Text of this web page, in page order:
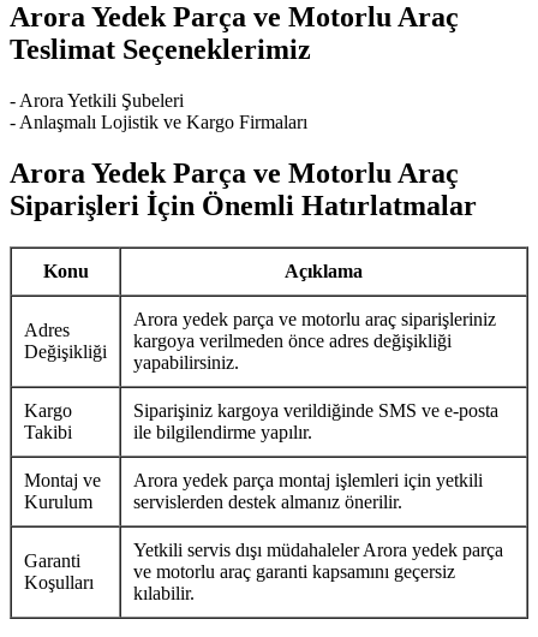
Arora Yedek Parça ve Motorlu Araç
Teslimat Seçeneklerimiz
- Arora Yetkili Şubeleri
- Anlaşmalı Lojistik ve Kargo Firmaları
Arora Yedek Parça ve Motorlu Araç
Siparişleri İçin Önemli Hatırlatmalar
Konu Açıklama
Adres
Değişikliği
Arora yedek parça ve motorlu araç siparişleriniz
kargoya verilmeden önce adres değişikliği
yapabilirsiniz.
Kargo
Takibi
Siparişiniz kargoya verildiğinde SMS ve e-posta
ile bilgilendirme yapılır.
Montaj ve
Kurulum
Arora yedek parça montaj işlemleri için yetkili
servislerden destek almanız önerilir.
Garanti
Koşulları
Yetkili servis dışı müdahaleler Arora yedek parça
ve motorlu araç garanti kapsamını geçersiz
kılabilir.